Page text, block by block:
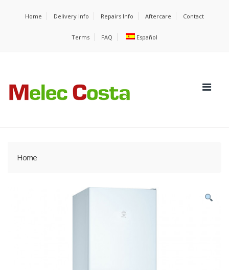
Home Delivery Info Repairs Info Aftercare Contact
Terms FAQ Español
Home